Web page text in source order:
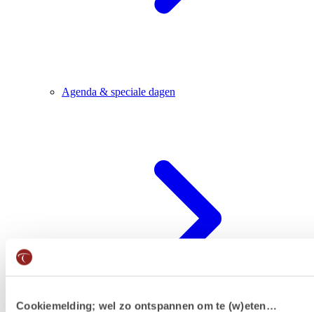
Cookiemelding; wel zo ontspannen om te (w)eten…
Agenda & speciale dagen